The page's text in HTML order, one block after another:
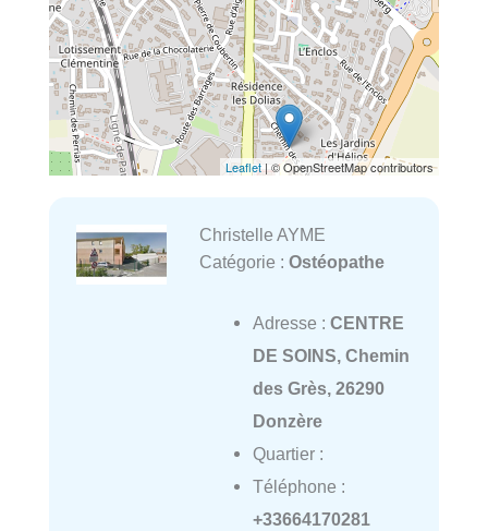
Leaflet | © OpenStreetMap contributors
Christelle AYME
Catégorie : Ostéopathe
Adresse : CENTRE
DE SOINS, Chemin
des Grès, 26290
Donzère
Quartier :
Téléphone :
+33664170281